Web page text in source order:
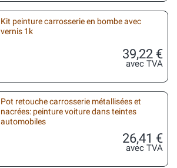
Kit peinture carrosserie en bombe avec
vernis 1k
39,22 €
avec TVA
Pot retouche carrosserie métallisées et
nacrées: peinture voiture dans teintes
automobiles
26,41 €
avec TVA